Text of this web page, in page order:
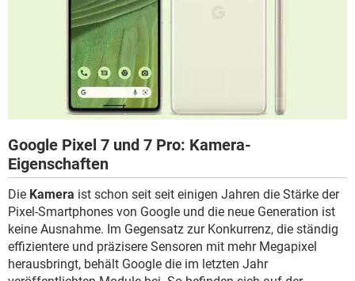
Google Pixel 7 und 7 Pro: Kamera-
Eigenschaften
Die Kamera ist schon seit seit einigen Jahren die Stärke der
Pixel-Smartphones von Google und die neue Generation ist
keine Ausnahme. Im Gegensatz zur Konkurrenz, die ständig
effizientere und präzisere Sensoren mit mehr Megapixel
herausbringt, behält Google die im letzten Jahr